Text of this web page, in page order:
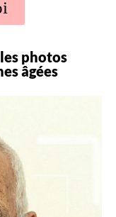
photos
âgées